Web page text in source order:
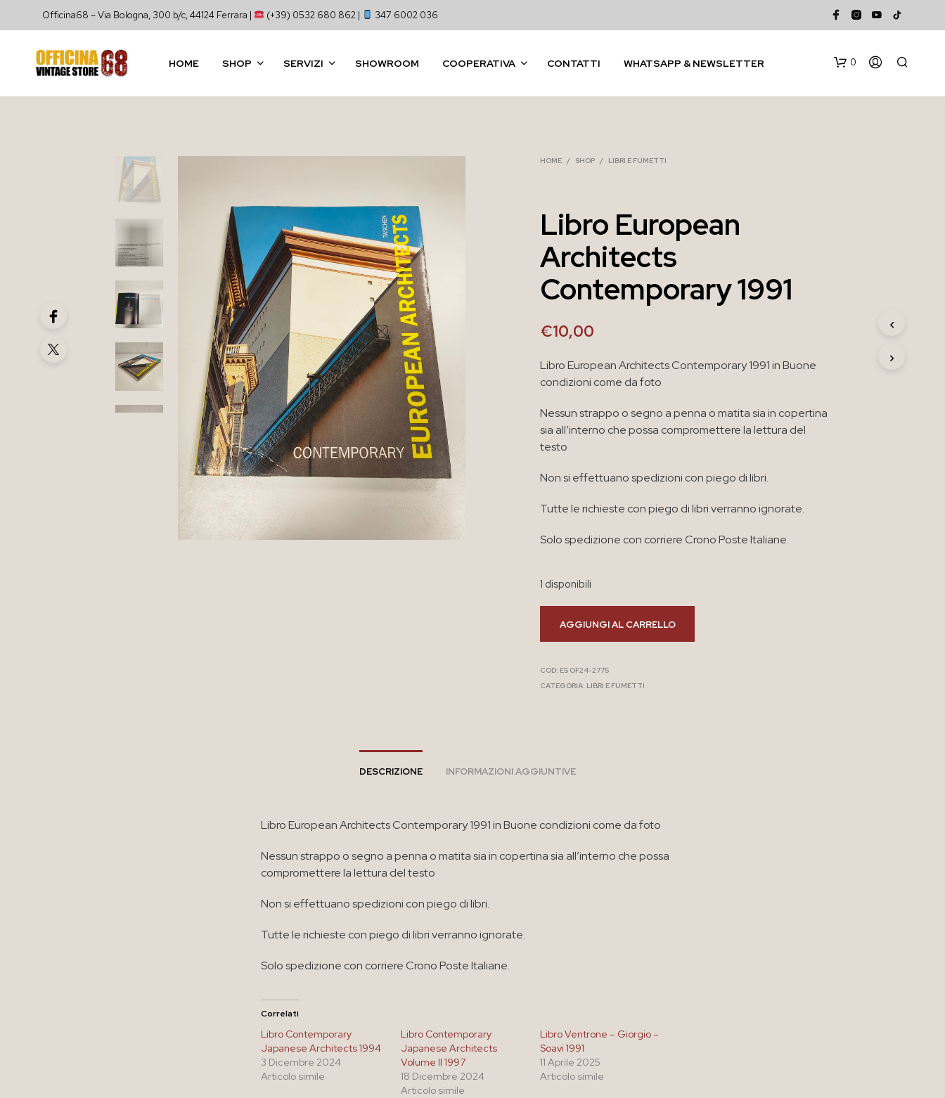
Officina68 – Via Bologna, 300 b/c, 44124 Ferrara | (+39) 0532 680 862 | 347 6002 036
HOME SHOP SERVIZI SHOWROOM COOPERATIVA CONTATTI WHATSAPP & NEWSLETTER 0
HOME / SHOP / LIBRI E FUMETTI
Libro European
Architects
Contemporary 1991
€10,00
Libro European Architects Contemporary 1991 in Buone
condizioni come da foto
Nessun strappo o segno a penna o matita sia in copertina
sia all’interno che possa compromettere la lettura del
testo
Non si effettuano spedizioni con piego di libri.
Tutte le richieste con piego di libri verranno ignorate.
Solo spedizione con corriere Crono Poste Italiane.
1 disponibili
AGGIUNGI AL CARRELLO
COD: E5 OF24-2775
CATEGORIA: LIBRI E FUMETTI
DESCRIZIONE INFORMAZIONI AGGIUNTIVE
Libro European Architects Contemporary 1991 in Buone condizioni come da foto
Nessun strappo o segno a penna o matita sia in copertina sia all’interno che possa
compromettere la lettura del testo
Non si effettuano spedizioni con piego di libri.
Tutte le richieste con piego di libri verranno ignorate.
Solo spedizione con corriere Crono Poste Italiane.
Correlati
Libro Contemporary
Japanese Architects 1994
3 Dicembre 2024
Articolo simile
Libro Contemporary
Japanese Architects
Volume II 1997
18 Dicembre 2024
Articolo simile
Libro Ventrone – Giorgio –
Soavi 1991
11 Aprile 2025
Articolo simile